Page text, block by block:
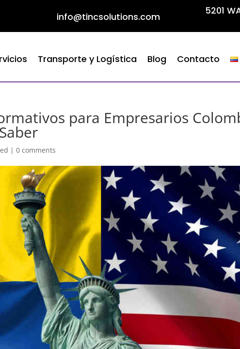
info@tincsolutions.com
5201
Transporte y Logística Blog Contacto
para Empresarios
|0 comments